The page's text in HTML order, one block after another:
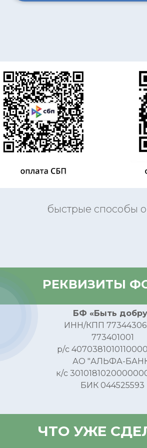
быстрые способы
РЕКВИЗИТЫ
БФ «Быть
ИНН/КПП
773401001
р/с
АО "АЛЬФА-
к/с
БИК 044525593
ЧТО УЖЕ